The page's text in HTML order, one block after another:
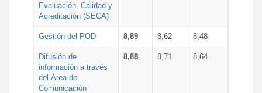
Evaluación, Calidad y
Acreditación (SECA)
Gestión del POD 8,89 8,62 8,48
Difusión de
información a través
del Área de
Comunicación
8,88 8,71 8,64